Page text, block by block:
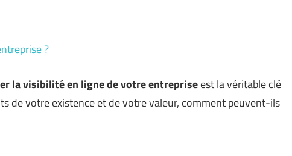
?
la visibilité en ligne de votre entrepriseest la véritable clé
de votre existence et de votre valeur, comment peuvent-ils